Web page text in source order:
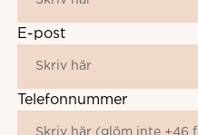
E-post
Telefonnummer